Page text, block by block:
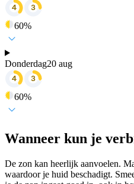
60%
Donderdag20 aug
60%
Wanneer kun je
De zon kan heerlijk aanvoelen.
waardoor je huid beschadigt.